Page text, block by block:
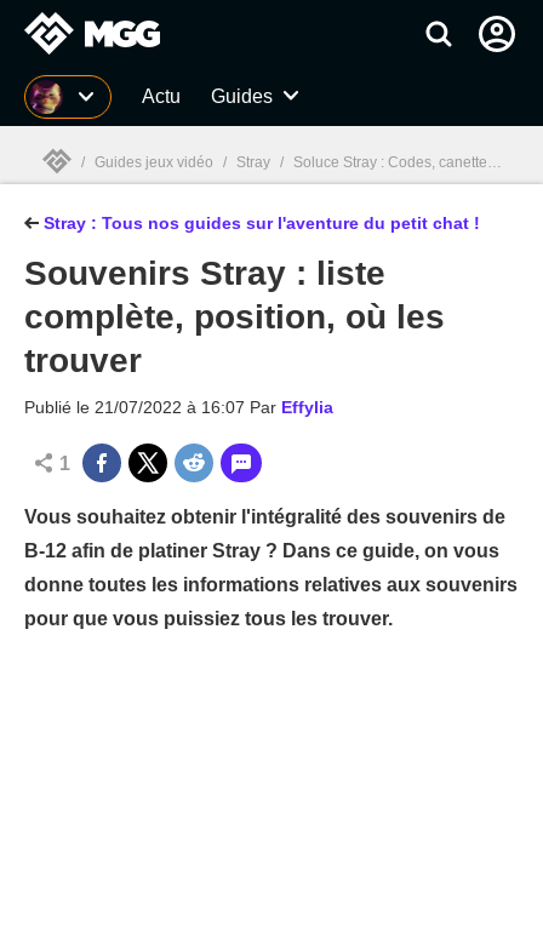
MGG Actu Guides
MGG
/ Guides jeux vidéo / Stray / Soluce Stray : Codes, canettes, partitions, souvenirs... Guide complet
Stray : Tous nos guides sur l'aventure du petit chat !
Souvenirs Stray : liste
complète, position, où les
trouver
Publié le 21/07/2022 à 16:07 Par Effylia
1
Vous souhaitez obtenir l'intégralité des souvenirs de
B-12 afin de platiner Stray ? Dans ce guide, on vous
donne toutes les informations relatives aux souvenirs
pour que vous puissiez tous les trouver.